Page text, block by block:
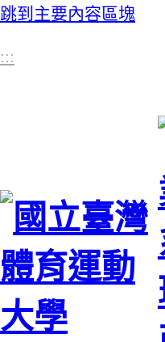
跳到主要內容區塊
:::